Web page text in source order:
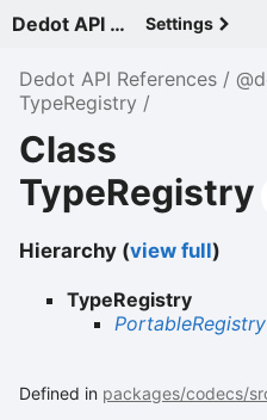
Dedot API References - v Settings
Dedot API References
TypeRegistry
Class
TypeRegistry
Hierarchy (view full)
TypeRegistry
PortableRegistry
Defined in packages/codecs/